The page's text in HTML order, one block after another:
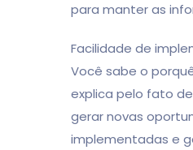
para manter as
Facilidade de
Você sabe o
explica pelo fato
gerar novas
implementadas e